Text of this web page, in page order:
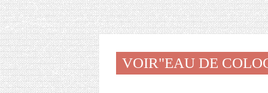
VOIR"EAU DE
[Revue] Extrait de Cologne “Thé